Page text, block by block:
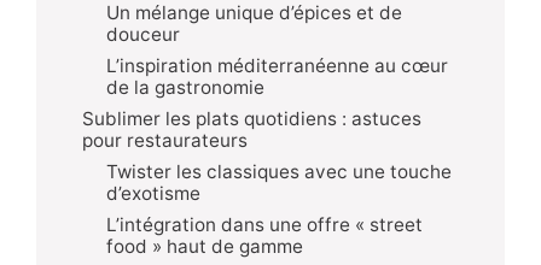
Un mélange unique d’épices et de
douceur
L’inspiration méditerranéenne au cœur
de la gastronomie
Sublimer les plats quotidiens : astuces
pour restaurateurs
Twister les classiques avec une touche
d’exotisme
L’intégration dans une offre « street
food » haut de gamme